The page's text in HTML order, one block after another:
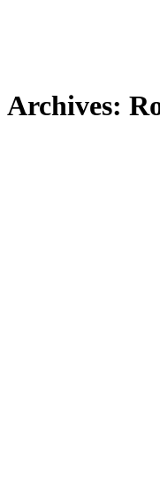
Archives: